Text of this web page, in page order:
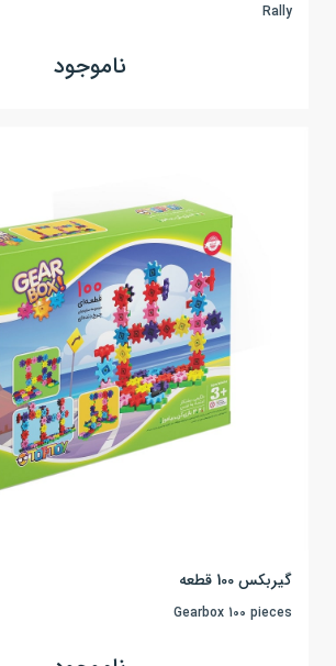
Rally
ناموجود
گیربکس 100 قطعه
Gearbox 100 pieces